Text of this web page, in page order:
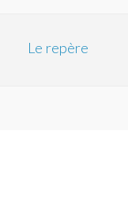
Le repère